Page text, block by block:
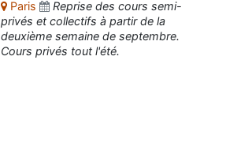
Paris
Reprise des cours semi-
privés et collectifs à partir de la
deuxième semaine de septembre.
Cours privés tout l'été.